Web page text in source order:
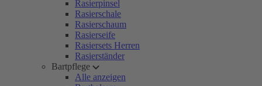
Rasierpinsel
Rasierschale
Rasierschaum
Rasierseife
Rasiersets Herren
Rasierständer
Bartpflege
Alle anzeigen